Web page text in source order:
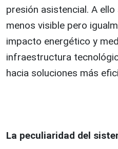
presión asistencial. A
menos visible pero
impacto energético y
infraestructura
hacia soluciones más
La peculiaridad del